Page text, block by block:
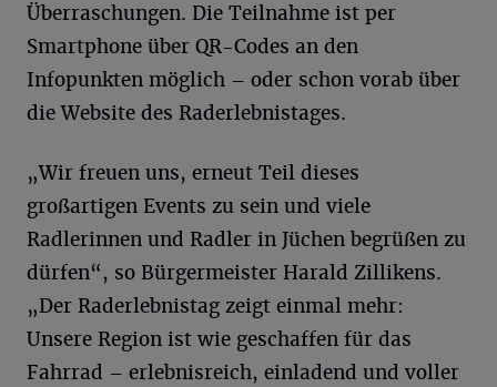
Überraschungen. Die Teilnahme ist per
Smartphone über QR-Codes an den
Infopunkten möglich – oder schon vorab über
die Website des Raderlebnistages.
„Wir freuen uns, erneut Teil dieses
großartigen Events zu sein und viele
Radlerinnen und Radler in Jüchen begrüßen zu
dürfen“, so Bürgermeister Harald Zillikens.
„Der Raderlebnistag zeigt einmal mehr:
Unsere Region ist wie geschaffen für das
Fahrrad – erlebnisreich, einladend und voller